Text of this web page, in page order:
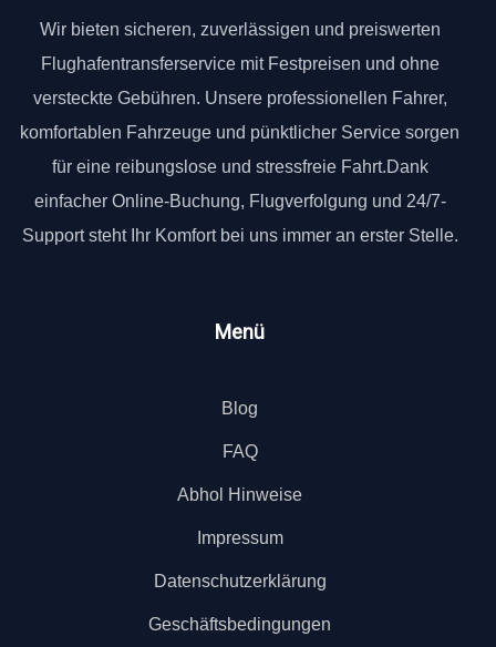
Wir bieten sicheren, zuverlässigen und preiswerten
Flughafentransferservice mit Festpreisen und ohne
versteckte Gebühren. Unsere professionellen Fahrer,
komfortablen Fahrzeuge und pünktlicher Service sorgen
für eine reibungslose und stressfreie Fahrt.Dank
einfacher Online-Buchung, Flugverfolgung und 24/7-
Support steht Ihr Komfort bei uns immer an erster Stelle.
Menü
Blog
FAQ
Abhol Hinweise
Impressum
Datenschutzerklärung
Geschäftsbedingungen